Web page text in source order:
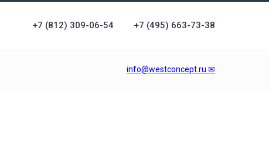
+7 (812) 309-06-54 +7 (495) 663-73-38
info@westconcept.ru ✉